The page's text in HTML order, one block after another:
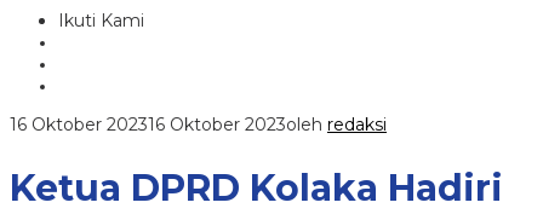
Ikuti Kami
16 Oktober 202316 Oktober 2023oleh redaksi
Ketua DPRD Kolaka Hadiri